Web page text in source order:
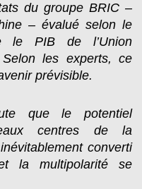
du groupe BRIC –
– évalué selon le
le PIB de l’Union
les experts, ce
prévisible.
que le potentiel
centres de la
converti
la multipolarité se